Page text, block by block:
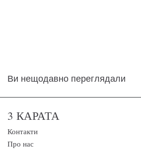
Ви нещодавно переглядали
3 КАРАТА
Контакти
Про нас